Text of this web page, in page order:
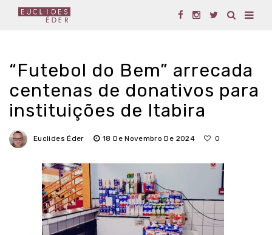
“Futebol do Bem” arrecada
centenas de donativos para
instituições de Itabira
Euclides Éder 18 De Novembro De 2024 0